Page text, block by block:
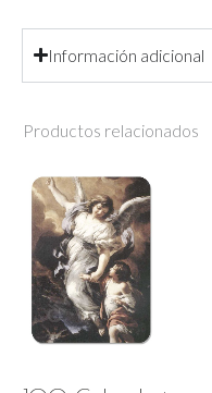
Información adicional
Productos relacionados